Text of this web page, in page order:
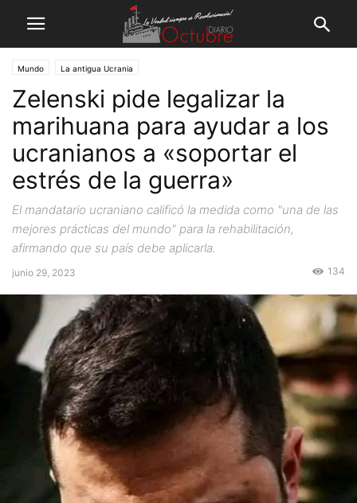
Mundo La antigua Ucrania
Zelenski pide legalizar la
marihuana para ayudar a los
ucranianos a «soportar el
estrés de la guerra»
El mandatario ucraniano calificó la medida como "una de las
mejores prácticas del mundo" para la rehabilitación,
afirmando que su país debe aplicarla.
junio 29, 2023 134